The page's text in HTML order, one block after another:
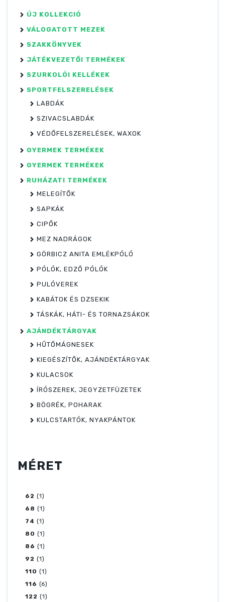
ÚJ KOLLEKCIÓ
VÁLOGATOTT MEZEK
SZAKKÖNYVEK
JÁTÉKVEZETŐI TERMÉKEK
SZURKOLÓI KELLÉKEK
SPORTFELSZERELÉSEK
LABDÁK
SZIVACSLABDÁK
VÉDŐFELSZERELÉSEK, WAXOK
GYERMEK TERMÉKEK
GYERMEK TERMÉKEK
RUHÁZATI TERMÉKEK
MELEGÍTŐK
SAPKÁK
CIPŐK
MEZ NADRÁGOK
GÖRBICZ ANITA EMLÉKPÓLÓ
PÓLÓK, EDZŐ PÓLÓK
PULÓVEREK
KABÁTOK ÉS DZSEKIK
TÁSKÁK, HÁTI- ÉS TORNAZSÁKOK
AJÁNDÉKTÁRGYAK
HŰTŐMÁGNESEK
KIEGÉSZÍTŐK, AJÁNDÉKTÁRGYAK
KULACSOK
ÍRÓSZEREK, JEGYZETFÜZETEK
BÖGRÉK, POHARAK
KULCSTARTÓK, NYAKPÁNTOK
MÉRET
62 (1)
68 (1)
74 (1)
80 (1)
86 (1)
92 (1)
110 (1)
116 (6)
122 (1)